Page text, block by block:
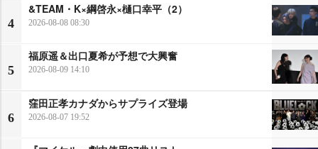
4
&TEAM・K×綱啓永×樋口幸平（2）
2026-08-08 08:30
5
福原遥＆出口夏希が予想で大興奮
2026-08-09 14:10
6
窪田正孝カナダからサプライズ登場
2026-08-07 19:52